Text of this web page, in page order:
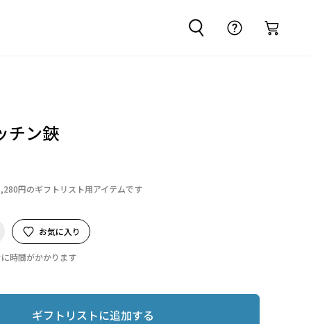
チン鋏
円のギフトリスト用アイテムです
お気に入り
時間がかかります
ギフトリストに追加する